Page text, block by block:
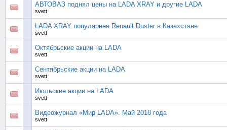
АВТОВАЗ поднял цены на LADA XRAY и другие LADA
svett
LADA XRAY популярнее Renault Duster в Казахстане
svett
Октябрьские акции на LADA
svett
Сентябрьские акции на LADA
svett
Июльские акции на LADA
svett
Видеожурнал «Мир LADA». Май 2018 года
svett